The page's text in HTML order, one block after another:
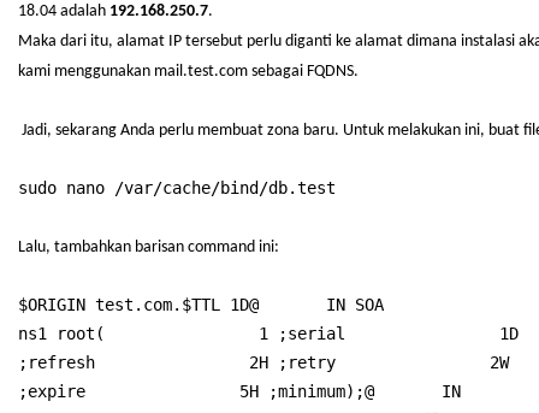
18.04 adalah 192.168.250.7.
Maka dari itu, alamat IP tersebut perlu diganti ke alamat dimana instalasi
kami menggunakan mail.test.com sebagai FQDNS.
Jadi, sekarang Anda perlu membuat zona baru. Untuk melakukan ini, buat
sudo nano /var/cache/bind/db.test
Lalu, tambahkan barisan command ini:
$ORIGIN test.com.$TTL
1D@ IN SOA
ns1
root( 1 ;serial 1D
;refresh 2H ;retry 2W
;expire 5H ;minimum);@ IN